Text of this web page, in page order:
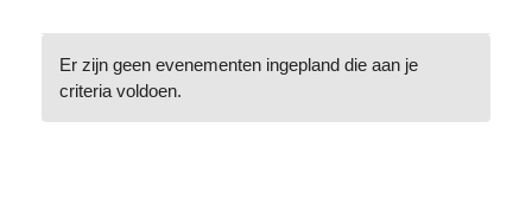
Er zijn geen evenementen ingepland die aan je
criteria voldoen.